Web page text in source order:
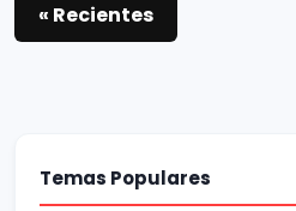
« Recientes
Temas Populares